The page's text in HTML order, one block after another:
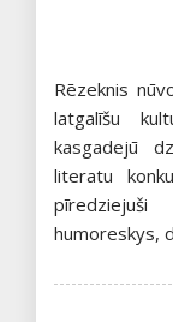
Rēzeknis
latgalīšu
kasgadejū
literatu
humoreskys,